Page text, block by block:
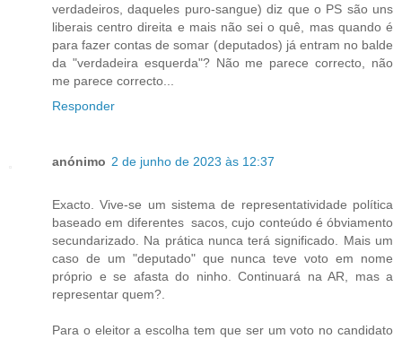
verdadeiros, daqueles puro-sangue) diz que o PS são uns
liberais centro direita e mais não sei o quê, mas quando é
para fazer contas de somar (deputados) já entram no balde
da "verdadeira esquerda"? Não me parece correcto, não
me parece correcto...
Responder
anónimo 2 de junho de 2023 às 12:37
Exacto. Vive-se um sistema de representatividade política
baseado em diferentes sacos, cujo conteúdo é óbviamento
secundarizado. Na prática nunca terá significado. Mais um
caso de um "deputado" que nunca teve voto em nome
próprio e se afasta do ninho. Continuará na AR, mas a
representar quem?.
Para o eleitor a escolha tem que ser um voto no candidato